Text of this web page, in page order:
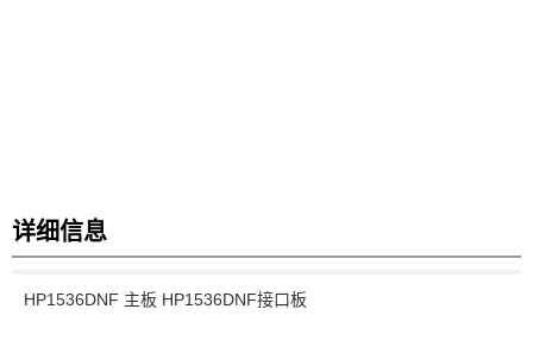
详细信息
HP1536DNF 主板 HP1536DNF接口板